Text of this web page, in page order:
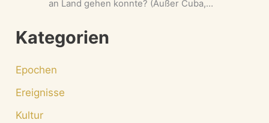
an Land gehen konnte? (Außer Cuba,…
Kategorien
Epochen
Ereignisse
Kultur